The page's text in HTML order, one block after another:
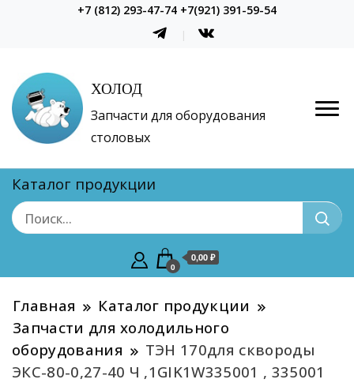
+7 (812) 293-47-74 +7(921) 391-59-54
ХОЛОД
Запчасти для оборудования
столовых
Каталог продукции
0
0,00 ₽
Главная
Каталог продукции
Запчасти для холодильного
оборудования
ТЭН 170для сквороды
ЭКС-80-0,27-40 Ч ,1GIK1W335001 , 335001